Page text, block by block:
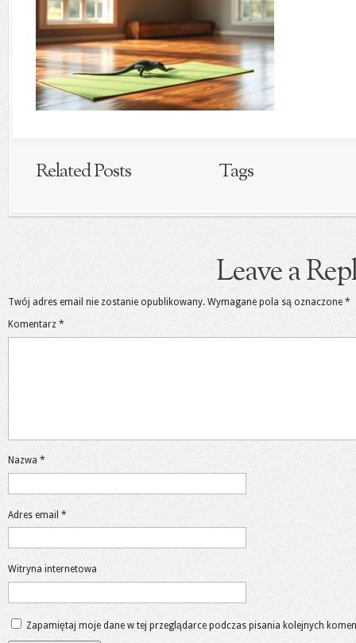
Related Posts Tags
Leave a
Twój adres email nie zostanie opublikowany. Wymagane pola są oznaczone *
Komentarz *
Nazwa *
Adres email *
Witryna internetowa
Zapamiętaj moje dane w tej przeglądarce podczas pisania kolejnych